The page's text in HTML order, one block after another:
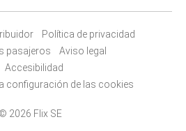
Política de privacidad
pasajeros
Aviso legal
Accesibilidad
configuración de las cookies
© 2026 Flix SE